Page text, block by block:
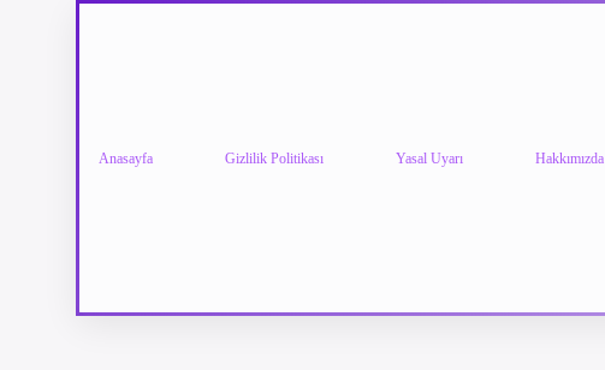
Anasayfa Gizlilik Politikası Yasal Uyarı Hakkımızda